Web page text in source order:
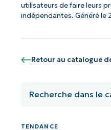
utilisateurs de faire leurs
indépendantes. Généré le
Retour au catalogue
TENDANCE